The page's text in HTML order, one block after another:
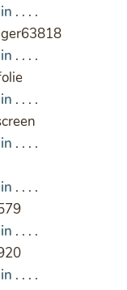
. . . .
. . . .
. . . .
. . . .
. . . .
. . . .
. . . .